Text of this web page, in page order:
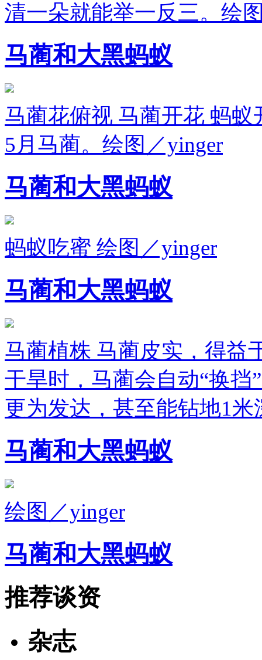
清一朵就能举一反三。绘
马蔺和大黑蚂蚁
马蔺花俯视 马蔺开花 蚂
5月马蔺。绘图／yinger
马蔺和大黑蚂蚁
蚂蚁吃蜜 绘图／yinger
马蔺和大黑蚂蚁
马蔺植株 马蔺皮实，得益
干旱时，马蔺会自动“换
更为发达，甚至能钻地1
马蔺和大黑蚂蚁
绘图／yinger
马蔺和大黑蚂蚁
推荐谈资
杂志